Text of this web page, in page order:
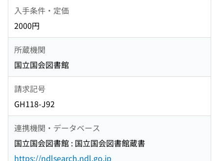
入手条件・定価
2000円
所蔵機関
国立国会図書館
請求記号
GH118-J92
連携機関・データベース
国立国会図書館 : 国立国会図書館蔵書
https://ndlsearch.ndl.go.jp